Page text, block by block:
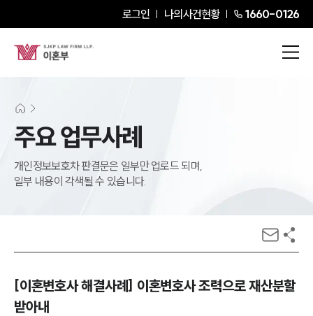
로그인 나의사건현황 1660-0126
주요 업무사례
개인정보보호차 판결문은 일부만 업로드 되며,
일부 내용이 각색될 수 있습니다.
[이혼변호사 해결사례] 이혼변호사 조력으로 재산분할
받아내